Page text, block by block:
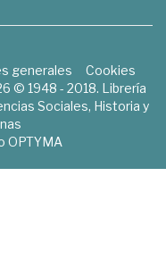
generales
Cookies
© 1948 - 2018. Librería
Sociales, Historia y
OPTYMA